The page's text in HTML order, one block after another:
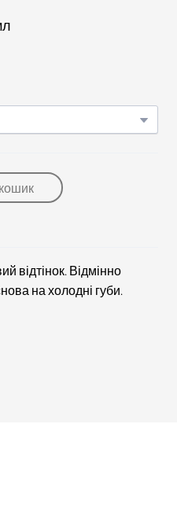
відтінок. Відмінно
на холодні губи.